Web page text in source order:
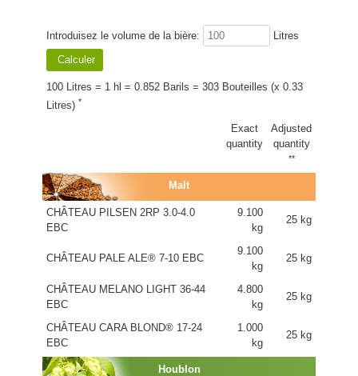
Introduisez le volume de la bière: Litres
100 Litres = 1 hl = 0.852 Barils = 303 Bouteilles (x 0.33
Litres) *
Exact
quantity
Adjusted
quantity
**
Malt
CHÂTEAU PILSEN 2RP 3.0-4.0
EBC
9.100
kg
25 kg
CHÂTEAU PALE ALE® 7-10 EBC
9.100
kg
25 kg
CHÂTEAU MELANO LIGHT 36-44
EBC
4.800
kg
25 kg
CHÂTEAU CARA BLOND® 17-24
EBC
1.000
kg
25 kg
Houblon